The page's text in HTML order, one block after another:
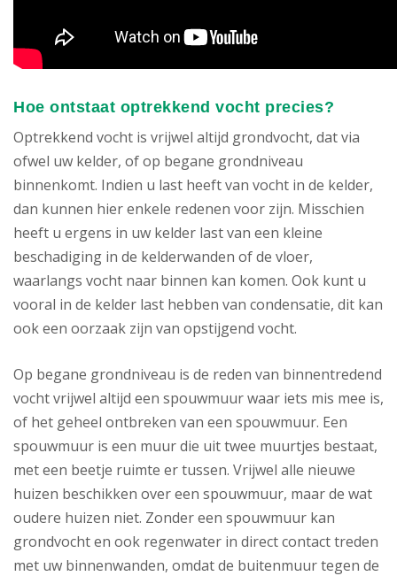
Hoe ontstaat optrekkend vocht precies?
Optrekkend vocht is vrijwel altijd grondvocht, dat via
ofwel uw kelder, of op begane grondniveau
binnenkomt. Indien u last heeft van vocht in de kelder,
dan kunnen hier enkele redenen voor zijn. Misschien
heeft u ergens in uw kelder last van een kleine
beschadiging in de kelderwanden of de vloer,
waarlangs vocht naar binnen kan komen. Ook kunt u
vooral in de kelder last hebben van condensatie, dit kan
ook een oorzaak zijn van opstijgend vocht.
Op begane grondniveau is de reden van binnentredend
vocht vrijwel altijd een spouwmuur waar iets mis mee is,
of het geheel ontbreken van een spouwmuur. Een
spouwmuur is een muur die uit twee muurtjes bestaat,
met een beetje ruimte er tussen. Vrijwel alle nieuwe
huizen beschikken over een spouwmuur, maar de wat
oudere huizen niet. Zonder een spouwmuur kan
grondvocht en ook regenwater in direct contact treden
met uw binnenwanden, omdat de buitenmuur tegen de